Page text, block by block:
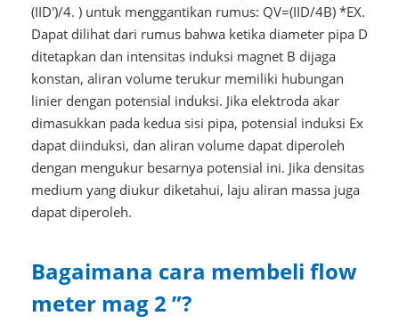
(IID')/4. ) untuk menggantikan rumus: QV=(IID/4B) *EX.
Dapat dilihat dari rumus bahwa ketika diameter pipa D
ditetapkan dan intensitas induksi magnet B dijaga
konstan, aliran volume terukur memiliki hubungan
linier dengan potensial induksi. Jika elektroda akar
dimasukkan pada kedua sisi pipa, potensial induksi Ex
dapat diinduksi, dan aliran volume dapat diperoleh
dengan mengukur besarnya potensial ini. Jika densitas
medium yang diukur diketahui, laju aliran massa juga
dapat diperoleh.
Bagaimana cara membeli flow
meter mag 2 ”?